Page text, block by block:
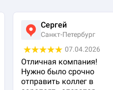
Сергей
Санкт-Петербург
07.04.2026
Отличная компания!
Нужно было срочно
отправить коллег в